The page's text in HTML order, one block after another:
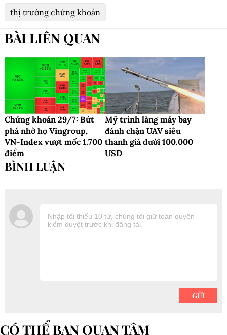
thị trường chứng khoán
BÀI LIÊN QUAN
Chứng khoán 29/7: Bứt
phá nhờ họ Vingroup,
VN-Index vượt mốc 1.700
điểm
Mỹ trình làng máy bay
đánh chặn UAV siêu
thanh giá dưới 100.000
USD
CÓ THỂ BẠN QUAN TÂM